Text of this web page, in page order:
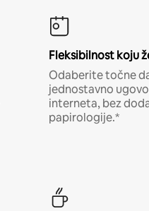
Fleksibilnost koju
Odaberite točne
jednostavno
interneta, bez
papirologije.*